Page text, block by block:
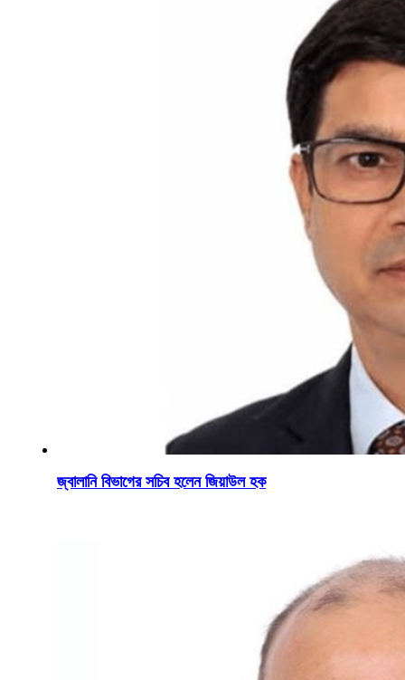
জ্বালানি বিভাগের সচিব হলেন জিয়াউল হক